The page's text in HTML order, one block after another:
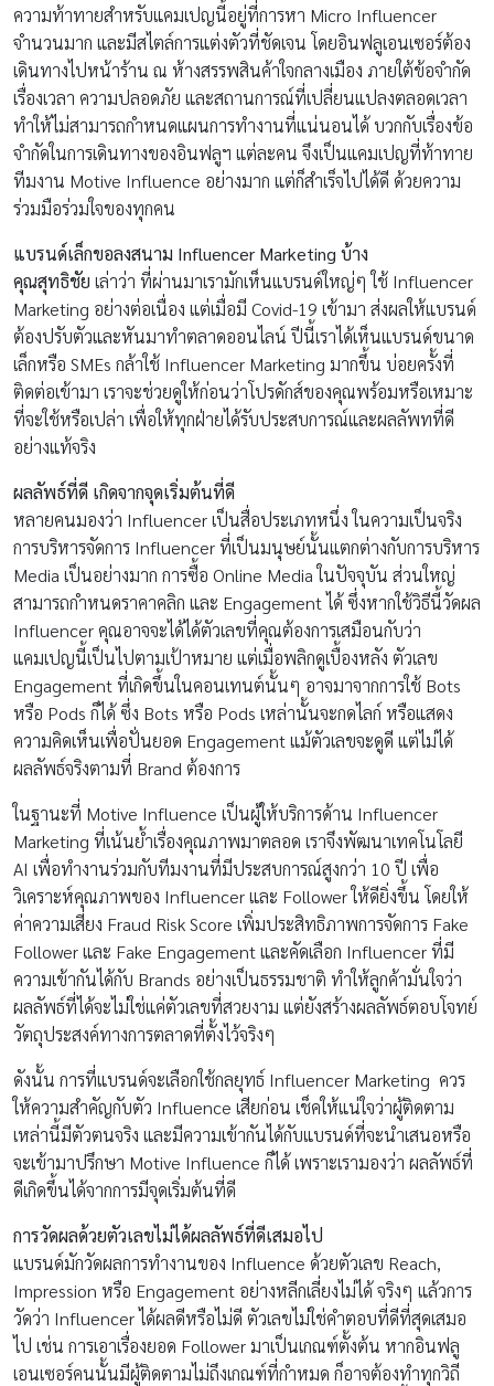
ความท้าทายสำหรับแคมเปญนี้อยู่ที่การหา Micro Influencer
จำนวนมาก และมีสไตล์การแต่งตัวที่ชัดเจน โดยอินฟลูเอนเซอร์ต้อง
เดินทางไปหน้าร้าน ณ ห้างสรรพสินค้าใจกลางเมือง ภายใต้ข้อจำกัด
เรื่องเวลา ความปลอดภัย และสถานการณ์ที่เปลี่ยนแปลงตลอดเวลา
ทำให้ไม่สามารถกำหนดแผนการทำงานที่แน่นอนได้ บวกกับเรื่องข้อ
จำกัดในการเดินทางของอินฟลูฯ แต่ละคน จึงเป็นแคมเปญที่ท้าทาย
ทีมงาน Motive Influence อย่างมาก แต่ก็สำเร็จไปได้ดี ด้วยความ
ร่วมมือร่วมใจของทุกคน
แบรนด์เล็กขอลงสนาม Influencer Marketing บ้าง
คุณสุทธิชัย เล่าว่า ที่ผ่านมาเรามักเห็นแบรนด์ใหญ่ๆ ใช้ Influencer
Marketing อย่างต่อเนื่อง แต่เมื่อมี Covid-19 เข้ามา ส่งผลให้แบรนด์
ต้องปรับตัวและหันมาทำตลาดออนไลน์ ปีนี้เราได้เห็นแบรนด์ขนาด
เล็กหรือ SMEs กล้าใช้ Influencer Marketing มากขึ้น บ่อยครั้งที่
ติดต่อเข้ามา เราจะช่วยดูให้ก่อนว่าโปรดักส์ของคุณพร้อมหรือเหมาะ
ที่จะใช้หรือเปล่า เพื่อให้ทุกฝ่ายได้รับประสบการณ์และผลลัพทที่ดี
อย่างแท้จริง
ผลลัพธ์ที่ดี เกิดจากจุดเริ่มต้นที่ดี
หลายคนมองว่า Influencer เป็นสื่อประเภทหนึ่ง ในความเป็นจริง
การบริหารจัดการ Influencer ที่เป็นมนุษย์นั้นแตกต่างกับการบริหาร
Media เป็นอย่างมาก การซื้อ Online Media ในปัจจุบัน ส่วนใหญ่
สามารถกำหนดราคาคลิก และ Engagement ได้ ซึ่งหากใช้วิธีนี้วัดผล
Influencer คุณอาจจะได้ได้ตัวเลขที่คุณต้องการเสมือนกับว่า
แคมเปญนี้เป็นไปตามเป้าหมาย แต่เมื่อพลิกดูเบื้องหลัง ตัวเลข
Engagement ที่เกิดขึ้นในคอนเทนต์นั้นๆ อาจมาจากการใช้ Bots
หรือ Pods ก็ได้ ซึ่ง Bots หรือ Pods เหล่านั้นจะกดไลก์ หรือแสดง
ความคิดเห็นเพื่อปั่นยอด Engagement แม้ตัวเลขจะดูดี แต่ไม่ได้
ผลลัพธ์จริงตามที่ Brand ต้องการ
ในฐานะที่ Motive Influence เป็นผู้ให้บริการด้าน Influencer
Marketing ที่เน้นย้ำเรื่องคุณภาพมาตลอด เราจึงพัฒนาเทคโนโลยี
AI เพื่อทำงานร่วมกับทีมงานที่มีประสบการณ์สูงกว่า 10 ปี เพื่อ
วิเคราะห์คุณภาพของ Influencer และ Follower ให้ดียิ่งขึ้น โดยให้
ค่าความเสี่ยง Fraud Risk Score เพิ่มประสิทธิภาพการจัดการ Fake
Follower และ Fake Engagement และคัดเลือก Influencer ที่มี
ความเข้ากันได้กับ Brands อย่างเป็นธรรมชาติ ทำให้ลูกค้ามั่นใจว่า
ผลลัพธ์ที่ได้จะไม่ใช่แค่ตัวเลขที่สวยงาม แต่ยังสร้างผลลัพธ์ตอบโจทย์
วัตถุประสงค์ทางการตลาดที่ตั้งไว้จริงๆ
ดังนั้น การที่แบรนด์จะเลือกใช้กลยุทธ์ Influencer Marketing ควร
ให้ความสำคัญกับตัว Influence เสียก่อน เช็คให้แน่ใจว่าผู้ติดตาม
เหล่านี้มีตัวตนจริง และมีความเข้ากันได้กับแบรนด์ที่จะนำเสนอหรือ
จะเข้ามาปรึกษา Motive Influence ก็ได้ เพราะเรามองว่า ผลลัพธ์ที่
ดีเกิดขึ้นได้จากการมีจุดเริ่มต้นที่ดี
การวัดผลด้วยตัวเลขไม่ได้ผลลัพธ์ที่ดีเสมอไป
แบรนด์มักวัดผลการทำงานของ Influence ด้วยตัวเลข Reach,
Impression หรือ Engagement อย่างหลีกเลี่ยงไม่ได้ จริงๆ แล้วการ
วัดว่า Influencer ได้ผลดีหรือไม่ดี ตัวเลขไม่ใช่คำตอบที่ดีที่สุดเสมอ
ไป เช่น การเอาเรื่องยอด Follower มาเป็นเกณฑ์ตั้งต้น หากอินฟลู
เอนเซอร์คนนั้นมีผู้ติดตามไม่ถึงเกณฑ์ที่กำหมด ก็อาจต้องทำทุกวิถี